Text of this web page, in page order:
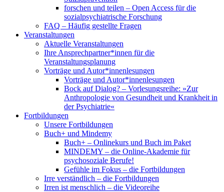
forschen und teilen – Open Access für die
sozialpsychiatrische Forschung
FAQ – Häufig gestellte Fragen
Veranstaltungen
Aktuelle Veranstaltungen
Ihre Ansprechpartner*innen für die
Veranstaltungsplanung
Vorträge und Autor*innenlesungen
Vorträge und Autor*innenlesungen
Bock auf Dialog? – Vorlesungsreihe: »Zur
Anthropologie von Gesundheit und Krankheit in
der Psychiatrie«
Fortbildungen
Unsere Fortbildungen
Buch+ und Mindemy
Buch+ – Onlinekurs und Buch im Paket
MINDEMY – die Online-Akademie für
psychosoziale Berufe!
Gefühle im Fokus – die Fortbildungen
Irre verständlich – die Fortbildungen
Irren ist menschlich – die Videoreihe